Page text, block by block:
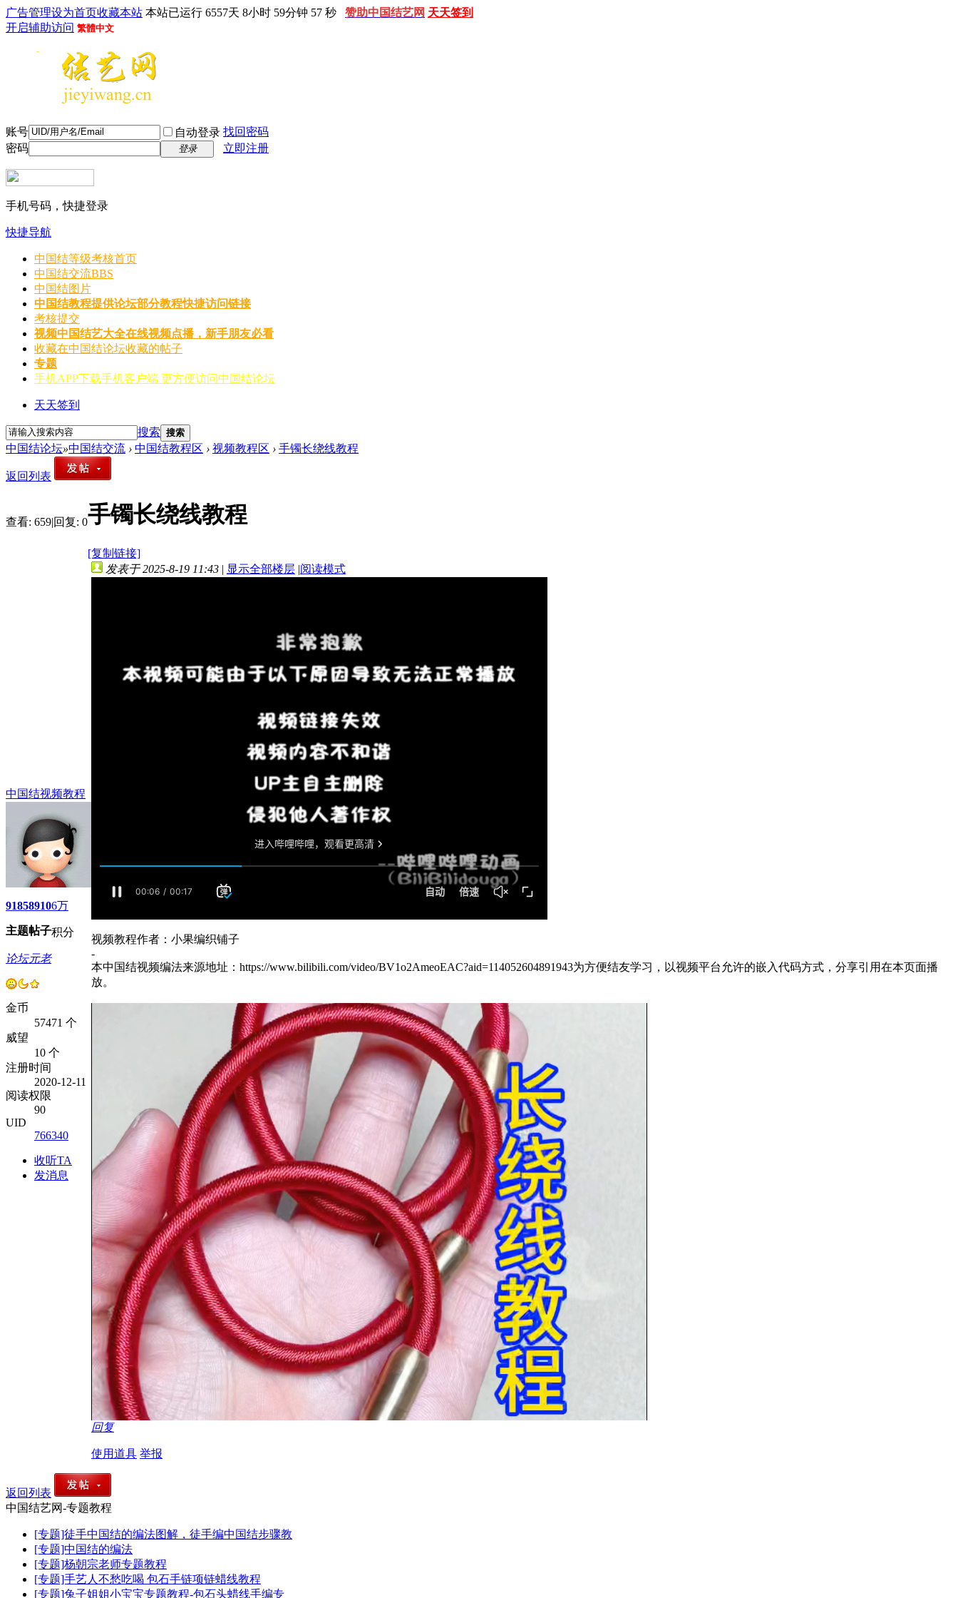
广告管理设为首页收藏本站 本站已运行 6557天 8小时 59分钟 58 秒 赞助中国结艺网 天天签到
开启辅助访问 繁體中文
账号 自动登录 找回密码
密码
登录 立即注册
手机号码，快捷登录
快捷导航
中国结等级考核首页
中国结交流BBS
中国结图片
中国结教程提供论坛部分教程快捷访问链接
考核提交
视频中国结艺大全在线视频点播，新手朋友必看
收藏在中国结论坛收藏的帖子
专题
手机APP下载手机客户端 更方便访问中国结论坛
天天签到
搜索 搜索
中国结论坛»中国结交流 › 中国结教程区 › 视频教程区 › 手镯长绕线教程
返回列表
查看: 659|回复: 0手镯长绕线教程
[复制链接]
中国结视频教程
9185
主题
8910
帖子
6万
积分
论坛元老
金币
57471 个
威望
10 个
注册时间
2020-12-11
阅读权限
90
UID
766340
收听TA
发消息
发表于 2025-8-19 11:43 | 显示全部楼层 |阅读模式
视频教程作者：小果编织铺子
-
本中国结视频编法来源地址：https://www.bilibili.com/video/BV1o2AmeoEAC?aid=114052604891943为方便结友学习，以视频平台允许的嵌入代码方式，分享引用在本页面播
放。
回复
使用道具 举报
返回列表
中国结艺网-专题教程
[专题]徒手中国结的编法图解，徒手编中国结步骤教
[专题]中国结的编法
[专题]杨朝宗老师专题教程
[专题]手艺人不愁吃喝 包石手链项链蜡线教程
[专题]兔子姐姐小宝宝专题教程-包石头蜡线手编专